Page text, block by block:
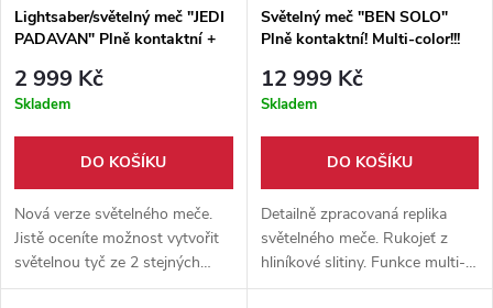
Lightsaber/světelný meč "JEDI
PADAVAN" Plně kontaktní +
2 999 Kč
Skladem
DO KOŠÍKU
Nová verze světelného meče.
Jistě oceníte možnost vytvořit
světelnou tyč ze 2 stejných
modelů + možnost změnit
Světelný meč "BEN SOLO"
Plně kontaktní! Multi-color!!!
12 999 Kč
Skladem
DO KOŠÍKU
Detailně zpracovaná replika
světelného meče. Rukojeť z
hliníkové slitiny. Funkce multi-
color, plně kontaktní meč,